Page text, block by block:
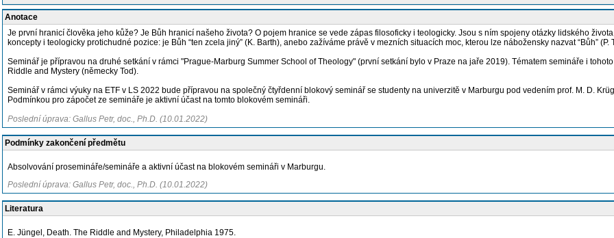
Anotace
Je první hranicí člověka jeho kůže? Je Bůh hranicí našeho života? O pojem hranice se vede zápas filosoficky i teologicky. Jsou s ním spojeny otázky lidského
koncepty i teologicky protichudné pozice: je Bůh “ten zcela jiný” (K. Barth), anebo zažíváme právě v mezních situacích moc, kterou lze nábožensky nazvat “Bůh” (P.
Seminář je přípravou na druhé setkání v rámci "Prague-Marburg Summer School of Theology" (první setkání bylo v Praze na jaře 2019). Tématem semináře i
Riddle and Mystery (německy Tod).
Seminář v rámci výuky na ETF v LS 2022 bude přípravou na společný čtyřdenní blokový seminář se studenty na univerzitě v Marburgu pod vedením prof. M. D.
Podmínkou pro zápočet ze semináře je aktivní účast na tomto blokovém semináři.
Poslední úprava: Gallus Petr, doc., Ph.D. (10.01.2022)
Podmínky zakončení předmětu
Absolvování prosemináře/semináře a aktivní účast na blokovém semináři v Marburgu.
Poslední úprava: Gallus Petr, doc., Ph.D. (10.01.2022)
Literatura
E. Jüngel, Death. The Riddle and Mystery, Philadelphia 1975.